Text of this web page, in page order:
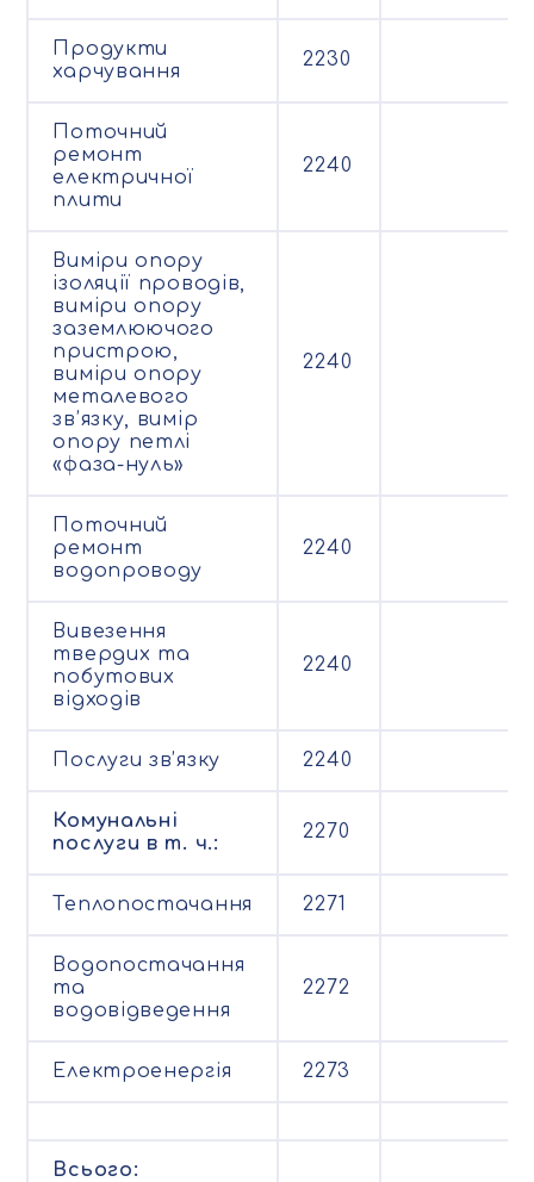
Продукти
харчування
2230
Поточний
ремонт
електричної
плити
2240
Виміри опору
ізоляції проводів,
виміри опору
заземлюючого
пристрою,
виміри опору
металевого
зв’язку, вимір
опору петлі
«фаза-нуль»
2240
Поточний
ремонт
водопроводу
2240
Вивезення
твердих та
побутових
відходів
2240
Послуги зв’язку 2240
Комунальні
послуги в т. ч.:
2270
Теплопостачання 2271
Водопостачання
та
водовідведення
2272
Електроенергія 2273
Всього: